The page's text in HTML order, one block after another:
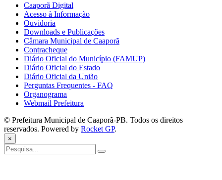
Caaporã Digital
Acesso à Informação
Ouvidoria
Downloads e Publicações
Câmara Municipal de Caaporã
Contracheque
Diário Oficial do Município (FAMUP)
Diário Oficial do Estado
Diário Oficial da União
Perguntas Frequentes - FAQ
Organograma
Webmail Prefeitura
© Prefeitura Municipal de Caaporã-PB. Todos os direitos
reservados. Powered by Rocket GP.
×